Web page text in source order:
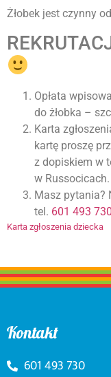
Żłobek jest czynny
Opłata
do żłobka –
Karta
kartę proszę
z dopiskiem w
w Russocicach.
Masz pytania?
tel. 601 493 730
Karta zgłoszenia dziecka
Kontakt
601 493 730